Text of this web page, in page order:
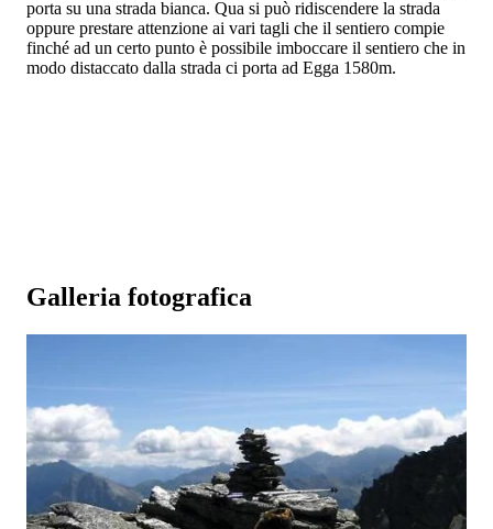
porta su una strada bianca. Qua si può ridiscendere la strada
oppure prestare attenzione ai vari tagli che il sentiero compie
finché ad un certo punto è possibile imboccare il sentiero che in
modo distaccato dalla strada ci porta ad Egga 1580m.
Galleria fotografica